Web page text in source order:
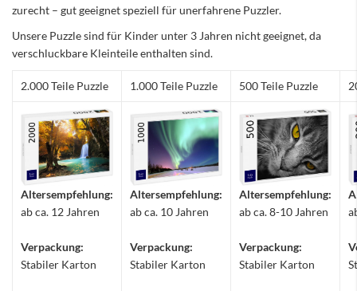
zurecht – gut geeignet speziell für unerfahrene Puzzler.
Unsere Puzzle sind für Kinder unter 3 Jahren nicht geeignet, da
verschluckbare Kleinteile enthalten sind.
2.000 Teile Puzzle 1.000 Teile Puzzle 500 Teile Puzzle
Altersempfehlung:
ab ca. 12 Jahren
Verpackung:
Stabiler Karton
Altersempfehlung:
ab ca. 10 Jahren
Verpackung:
Stabiler Karton
Altersempfehlung:
ab ca. 8-10 Jahren
Verpackung:
Stabiler Karton